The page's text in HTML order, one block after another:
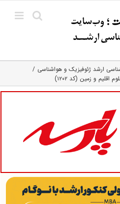
ارشد ژئوفیزیک و هواشناسی
و زمین (کد ۱۲۰۲)